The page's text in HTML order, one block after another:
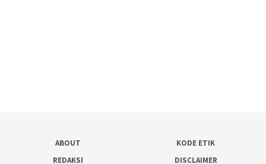
ABOUT
KODE ETIK
REDAKSI
DISCLAIMER